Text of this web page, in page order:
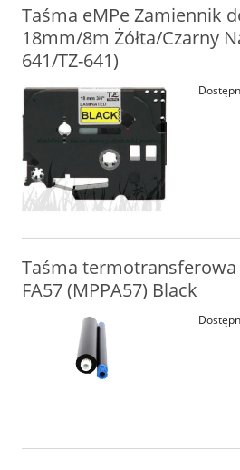
Taśma eMPe Zamiennik
18mm/8m Żółta/Czarny
641/TZ-641)
Taśma termotransferowa
FA57 (MPPA57) Black